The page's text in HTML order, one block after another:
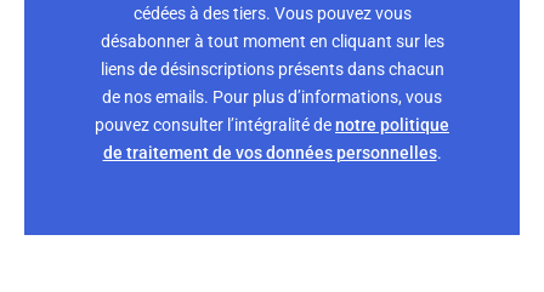
cédées à des tiers. Vous pouvez vous
désabonner à tout moment en cliquant sur les
liens de désinscriptions présents dans chacun
de nos emails. Pour plus d’informations, vous
pouvez consulter l’intégralité denotre politique
de traitement de vos données personnelles.